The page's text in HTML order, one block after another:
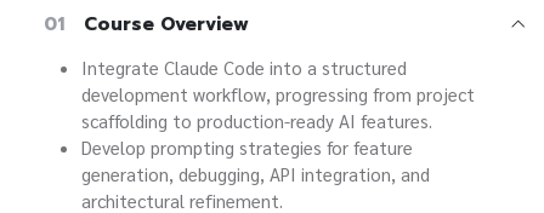
01 Course Overview
Integrate Claude Code into a structured
development workflow, progressing from project
scaffolding to production-ready AI features.
Develop prompting strategies for feature
generation, debugging, API integration, and
architectural refinement.